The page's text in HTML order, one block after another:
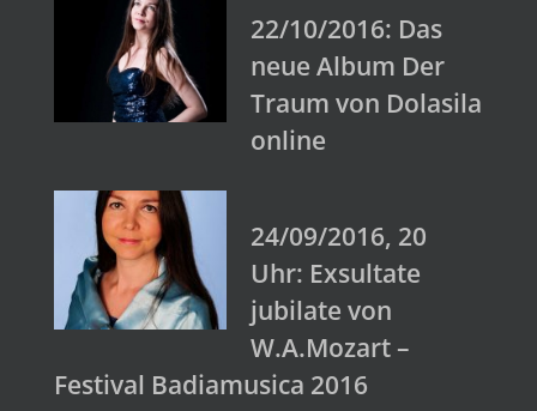
22/10/2016: Das
neue Album Der
Traum von Dolasila
online
24/09/2016, 20
Uhr: Exsultate
jubilate von
W.A.Mozart –
Festival Badiamusica 2016